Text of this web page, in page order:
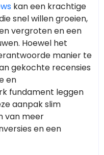
kan een krachtige
snel willen groeien,
vergroten en een
Hoewel het
manier te
gekochte recensies
en
fundament leggen
aanpak slim
van meer
en een